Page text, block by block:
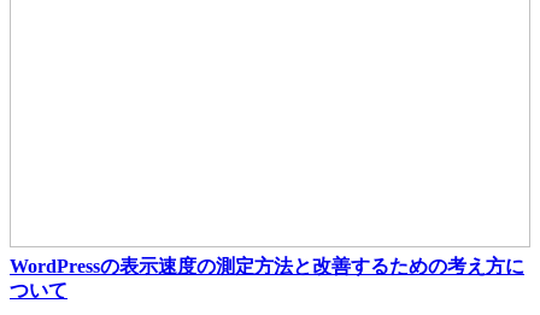
WordPressの表示速度の測定方法と改善するための考え方に
ついて